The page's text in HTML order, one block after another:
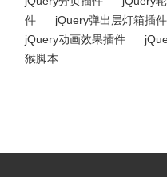
件
jQuery弹出层灯箱插件
jQuery动画效果插件
猴脚本